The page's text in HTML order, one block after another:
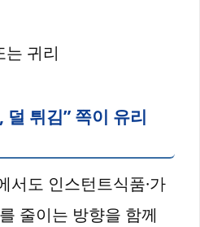
는 귀리
덜 튀김” 쪽이 유리
서도 인스턴트식품·가
줄이는 방향을 함께